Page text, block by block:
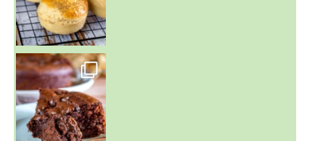
~ GÂTEAU FONDANT CHOCO NOISETTE ~
C'est lundi